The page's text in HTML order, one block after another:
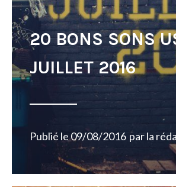
20 BONS SONS
JUILLET 2016
Publié le09/08/2016 parla